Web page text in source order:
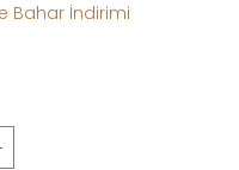
Bahar İndirimi